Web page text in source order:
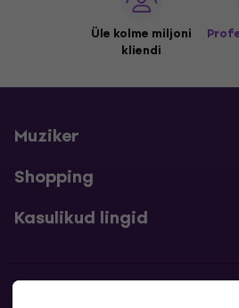
Üle kolme miljoni
kliendi
Muziker
Shopping
Kasulikud lingid